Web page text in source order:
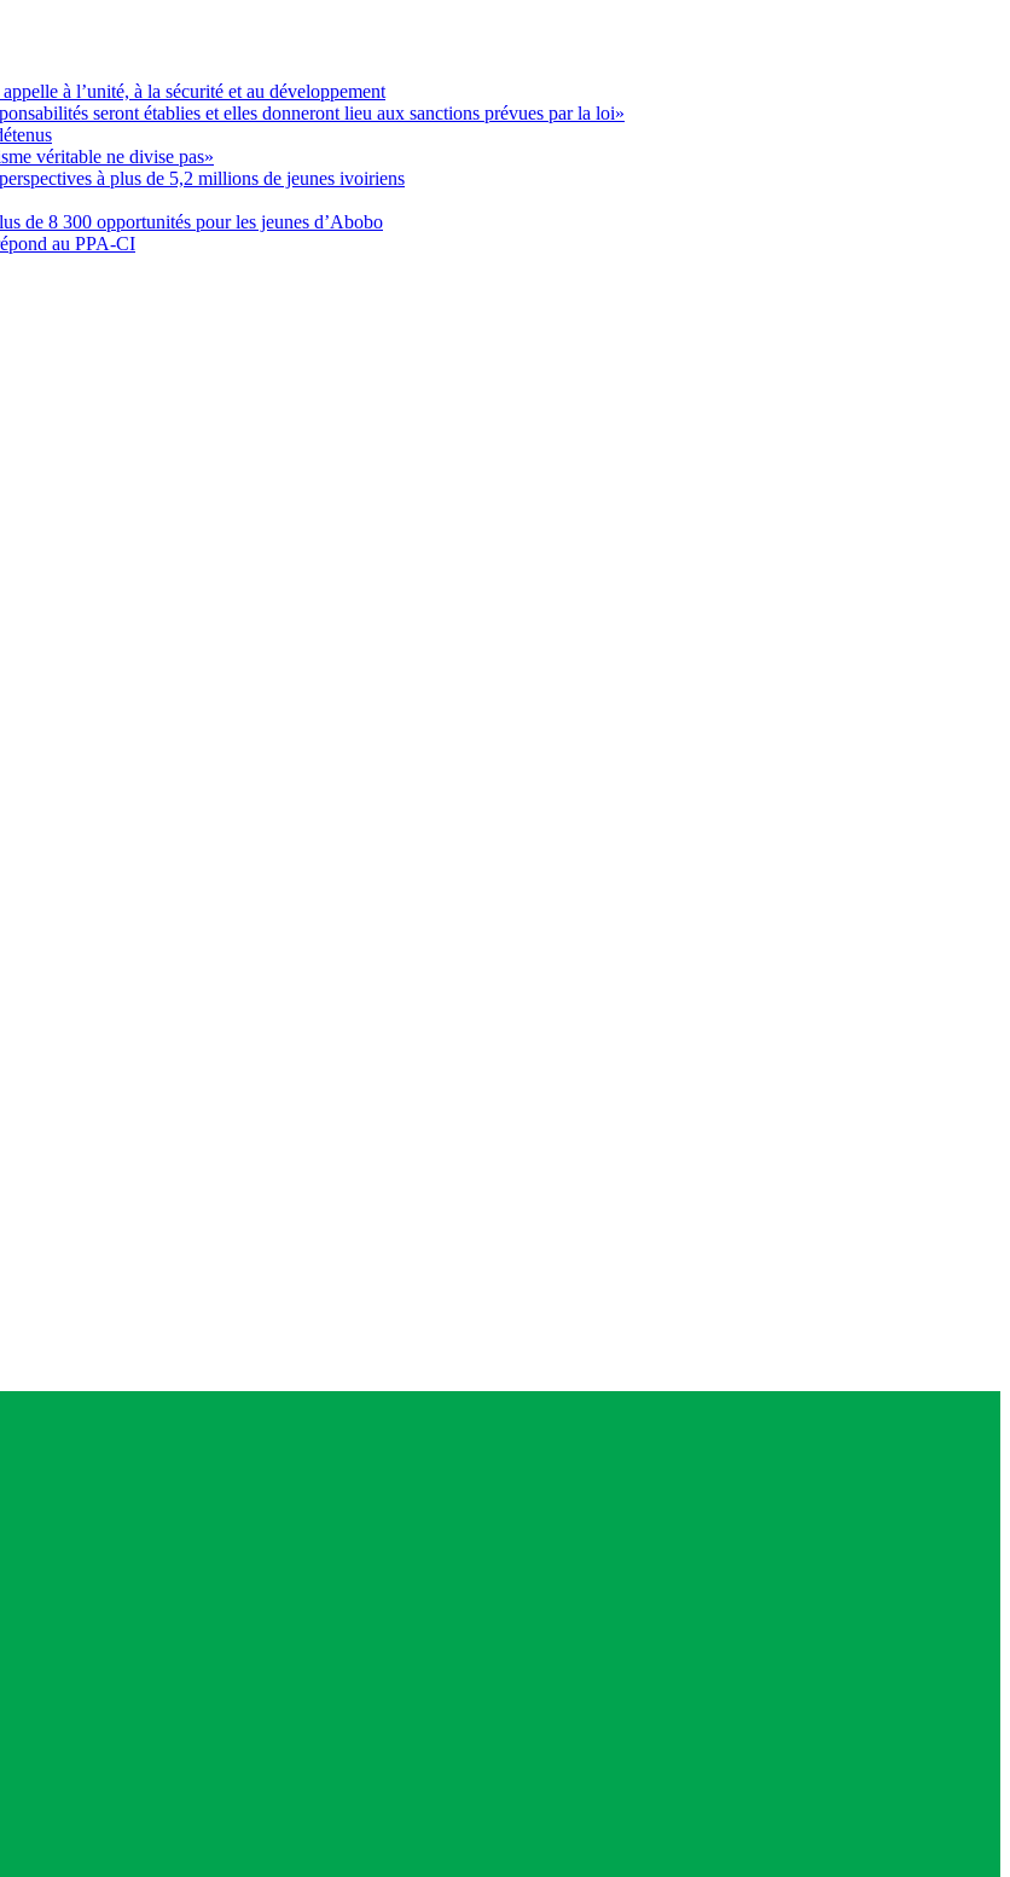
à l’unité, à la sécurité et au développement
seront établies et elles donneront lieu aux sanctions prévues par la loi»
véritable ne divise pas»
à plus de 5,2 millions de jeunes ivoiriens
de 8 300 opportunités pour les jeunes d’Abobo
au PPA-CI